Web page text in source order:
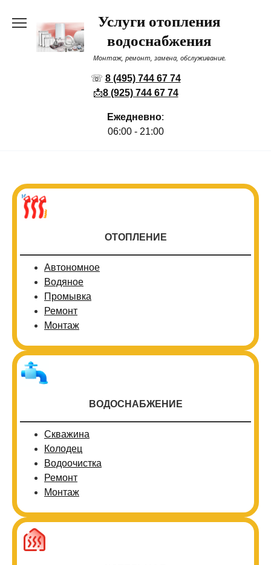
содержанию
Услуги отопления
водоснабжения
Монтаж, ремонт, замена, обслуживание.
☏ 8 (495) 744 67 74
📩8 (925) 744 67 74
Ежедневно:
06:00 - 21:00
ОТОПЛЕНИЕ
Автономное
Водяное
Промывка
Ремонт
Монтаж
ВОДОСНАБЖЕНИЕ
Скважина
Колодец
Водоочистка
Ремонт
Монтаж